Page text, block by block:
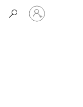
ลงชื่อ
เข้า